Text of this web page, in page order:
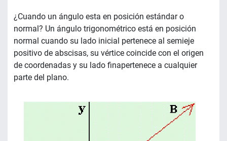
¿Cuando un ángulo esta en posición estándar o
normal? Un ángulo trigonométrico está en posición
normal cuando su lado inicial pertenece al semieje
positivo de abscisas, su vértice coincide con el origen
de coordenadas y su lado finapertenece a cualquier
parte del plano.